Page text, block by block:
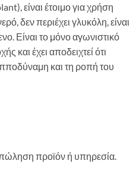
είναι έτοιμο για χρήση
δεν περιέχει γλυκόλη, είναι
Είναι το μόνο αγωνιστικό
και έχει αποδειχτεί ότι
και τη ροπή του
προϊόν ή υπηρεσία.